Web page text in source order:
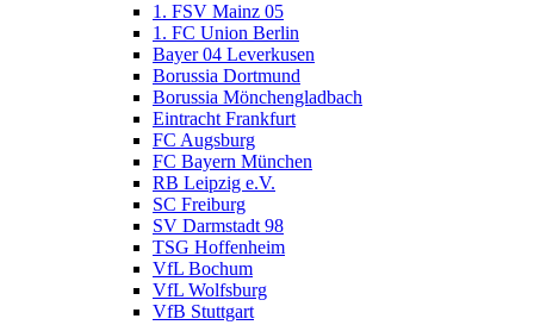
1. FSV Mainz 05
1. FC Union Berlin
Bayer 04 Leverkusen
Borussia Dortmund
Borussia Mönchengladbach
Eintracht Frankfurt
FC Augsburg
FC Bayern München
RB Leipzig e.V.
SC Freiburg
SV Darmstadt 98
TSG Hoffenheim
VfL Bochum
VfL Wolfsburg
VfB Stuttgart